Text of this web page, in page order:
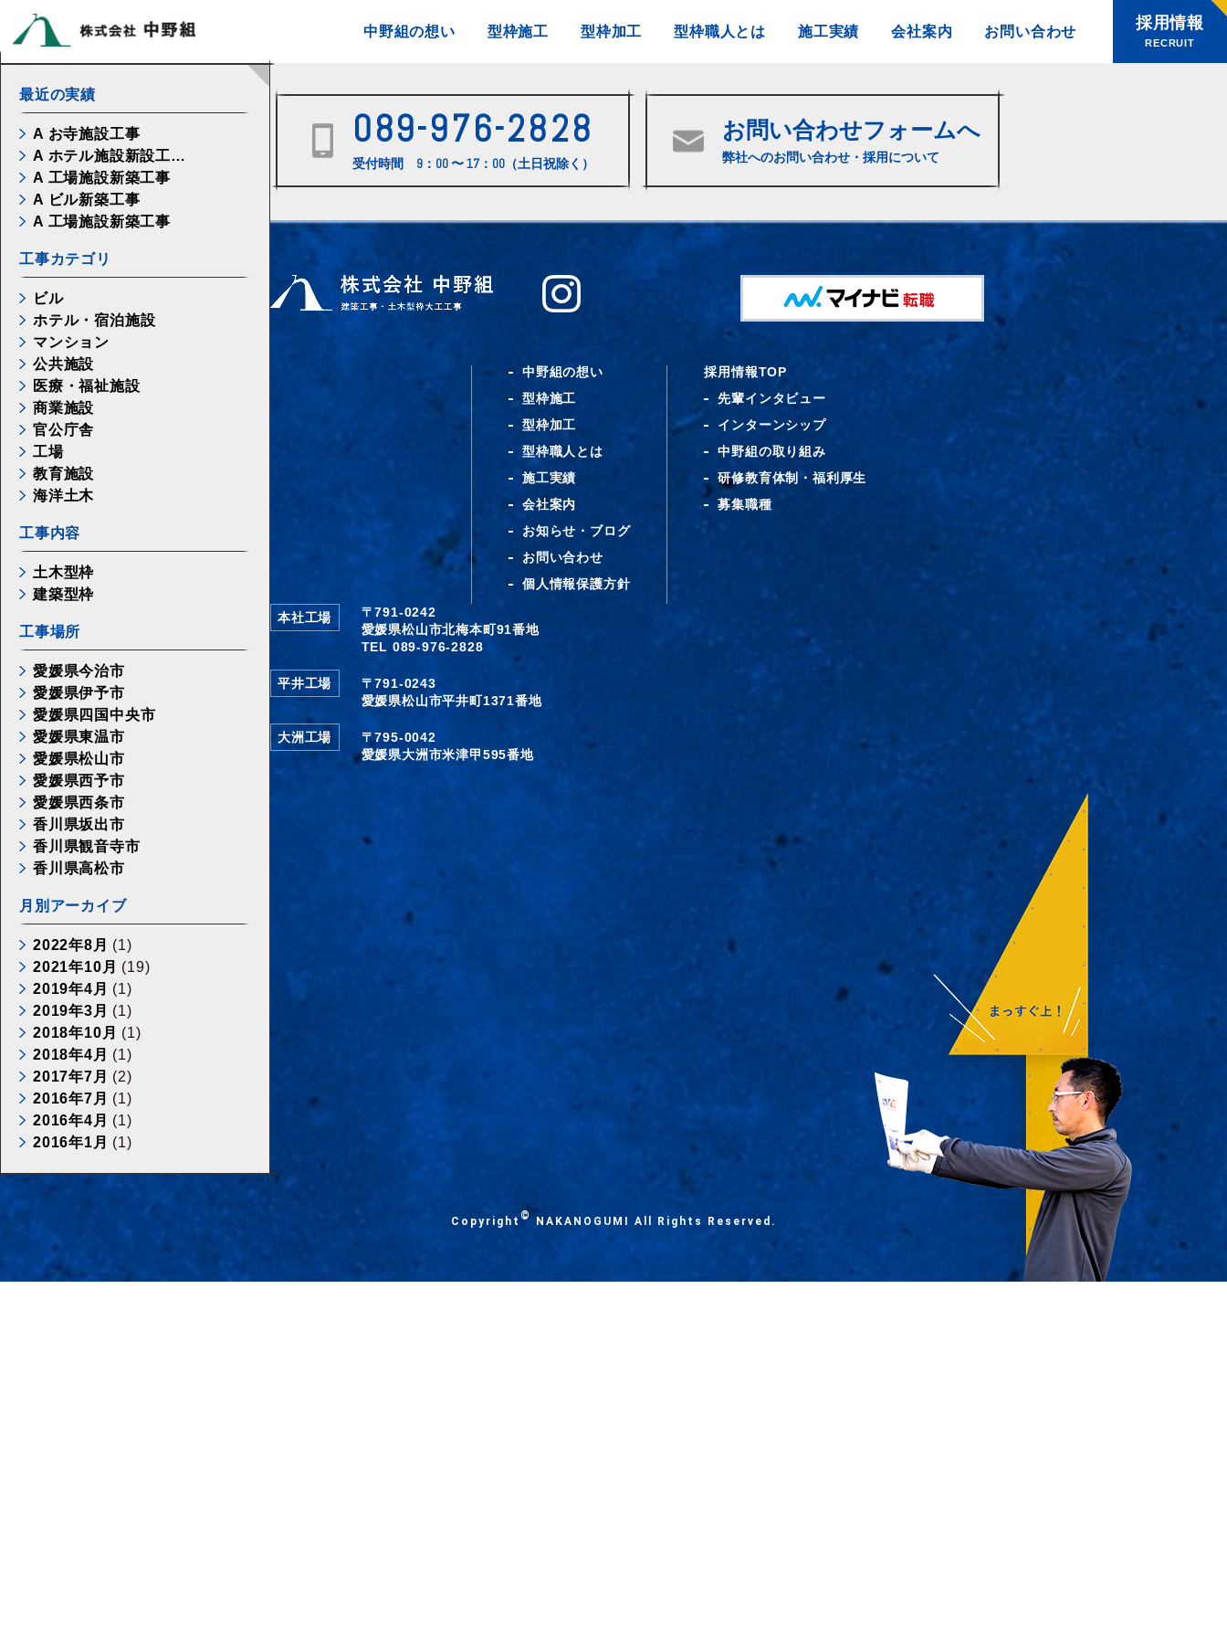
中野組の想い 型枠施工 型枠加工 型枠職人とは 施工実績 会社案内 お問い合わせ 採用情報
RECRUIT
最近の実績
A お寺施設工事
A ホテル施設新設工…
A 工場施設新築工事
A ビル新築工事
A 工場施設新築工事
工事カテゴリ
ビル
ホテル・宿泊施設
マンション
公共施設
医療・福祉施設
商業施設
官公庁舎
工場
教育施設
海洋土木
工事内容
土木型枠
建築型枠
工事場所
愛媛県今治市
愛媛県伊予市
愛媛県四国中央市
愛媛県東温市
愛媛県松山市
愛媛県西予市
愛媛県西条市
香川県坂出市
香川県観音寺市
香川県高松市
月別アーカイブ
2022年8月 (1)
2021年10月 (19)
2019年4月 (1)
2019年3月 (1)
2018年10月 (1)
2018年4月 (1)
2017年7月 (2)
2016年7月 (1)
2016年4月 (1)
2016年1月 (1)
089-976-2828
受付時間 9：00 〜 17：00（土日祝除く）
お問い合わせフォームへ
弊社へのお問い合わせ・採用について
中野組の想い
型枠施工
型枠加工
型枠職人とは
施工実績
会社案内
お知らせ・ブログ
お問い合わせ
個人情報保護方針
採用情報TOP
先輩インタビュー
インターンシップ
中野組の取り組み
研修教育体制・福利厚生
募集職種
本社工場
〒791-0242
愛媛県松山市北梅本町91番地
TEL 089-976-2828
平井工場
〒791-0243
愛媛県松山市平井町1371番地
大洲工場
〒795-0042
愛媛県大洲市米津甲595番地
Copyright © NAKANOGUMI All Rights Reserved.